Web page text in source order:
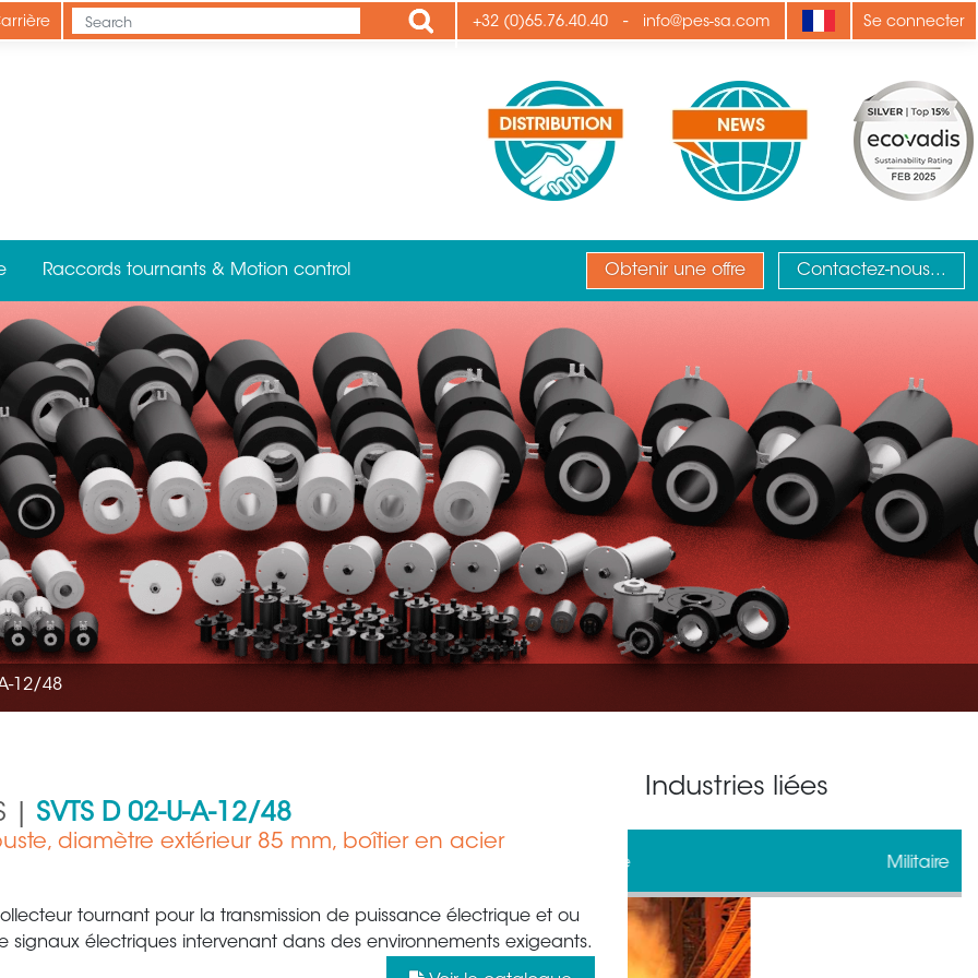
Apply +32 (0)65.76.40.40 - info@pes-sa.com Se connecter
Raccords tournants & Motion control Obtenir une offre Contactez-nous...
12/48
| SVTS D 02-U-A-12/48
diamètre extérieur 85 mm, boîtier en acier
tournant pour la transmission de puissance électrique et ou
signaux électriques intervenant dans des environnements exigeants.
Industries liées